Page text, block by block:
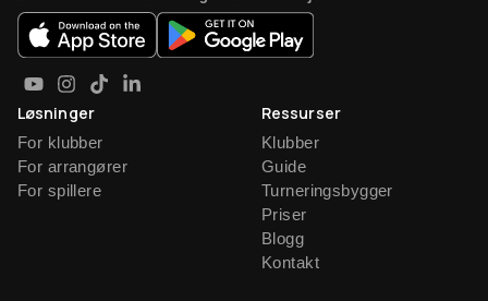
Løsninger
For klubber
For arrangører
For spillere
Ressurser
Klubber
Guide
Turneringsbygger
Priser
Blogg
Kontakt